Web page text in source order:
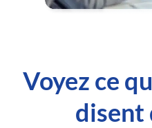
Voyez ce
disent